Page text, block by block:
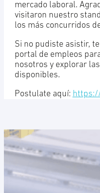
mercado laboral.
visitaron nuestro
los más concurridos
Si no pudiste asistir,
portal de empleos
nosotros y explorar
disponibles.
Postulate aquí: